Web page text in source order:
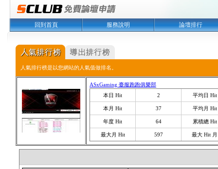
回到首頁 服務說明 論壇排行
人氣排行榜是以您網站的人氣值做排名。
ASxGaming 臺服跑跑俱樂部
本日 Hit
2 平均日 Hit
本月 Hit 37 平均月 Hit
年度 Hit 64 累積總 Hit
最大月 Hit 597 最大 Hit 月